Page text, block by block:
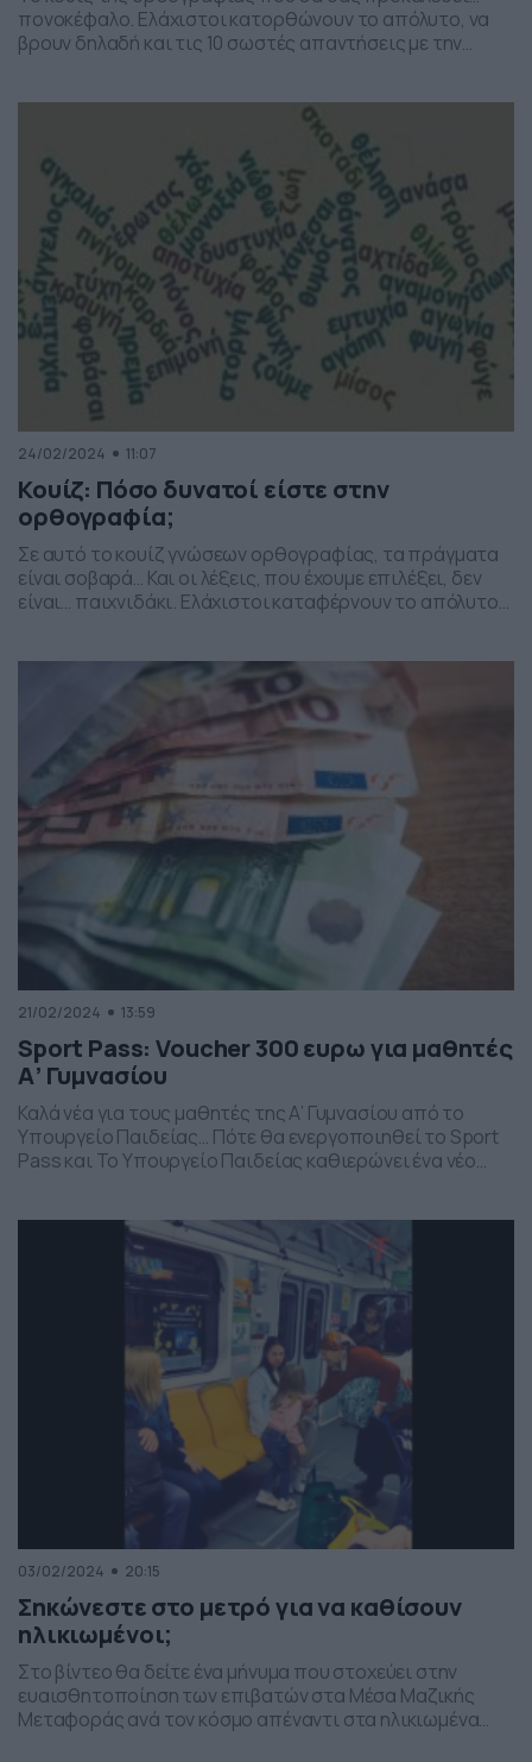
πονοκέφαλο. Ελάχιστοι κατορθώνουν το απόλυτο, να
βρουν δηλαδή και τις 10 σωστές απαντήσεις με την
ξεκινήσουμε… Καλή τύχη! Τεστ ορθογραφίας! Ελάχιστοι
βρίσκουν και τις 10 λέξεις [show-quiz id=”219862″]
24/02/2024 11:07
Κουίζ: Πόσο δυνατοί είστε στην
ορθογραφία;
Σε αυτό το κουίζ γνώσεων ορθογραφίας, τα πράγματα
είναι σοβαρά… Και οι λέξεις, που έχουμε επιλέξει, δεν
είναι… παιχνιδάκι. Ελάχιστοι καταφέρνουν το απόλυτο
δοκιμάζονται εδώ!”]
21/02/2024 13:59
Sport Pass: Voucher 300 ευρω για μαθητές
Α’ Γυμνασίου
Καλά νέα για τους μαθητές της Α’ Γυμνασίου από το
Υπουργείο Παιδείας… Πότε θα ενεργοποιηθεί το Sport
Pass και Το Υπουργείο Παιδείας καθιερώνει ένα νέο
την ενεργό συμμετοχή τους σε αθλητικές
δραστηριότητες. Ειδικότερα, όπως προαναγγέλλεται
μέσω του ετήσιου σχεδίου […]
03/02/2024 20:15
Σηκώνεστε στο μετρό για να καθίσουν
ηλικιωμένοι;
Στο βίντεο θα δείτε ένα μήνυμα που στοχεύει στην
ευαισθητοποίηση των επιβατών στα Μέσα Μαζικής
Μεταφοράς ανά τον κόσμο απέναντι στα ηλικιωμένα